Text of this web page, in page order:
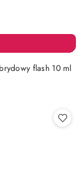
flash 10 ml